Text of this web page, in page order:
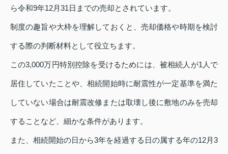
ら令和9年12月31日までの売却とされています。
制度の趣旨や大枠を理解しておくと、売却価格や時期を検討
する際の判断材料として役立ちます。
この3,000万円特別控除を受けるためには、被相続人が1人で
居住していたことや、相続開始時に耐震性が一定基準を満た
していない場合は耐震改修または取壊し後に敷地のみを売却
することなど、細かな条件があります。
また、相続開始の日から3年を経過する日の属する年の12月3